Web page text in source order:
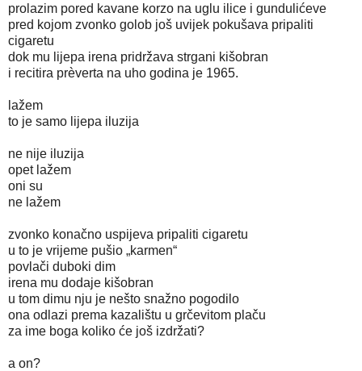
prolazim pored kavane korzo na uglu ilice i gundulićeve
pred kojom zvonko golob još uvijek pokušava pripaliti
cigaretu
dok mu lijepa irena pridržava strgani kišobran
i recitira prèverta na uho godina je 1965.
lažem
to je samo lijepa iluzija
ne nije iluzija
opet lažem
oni su
ne lažem
zvonko konačno uspijeva pripaliti cigaretu
u to je vrijeme pušio „karmen“
povlači duboki dim
irena mu dodaje kišobran
u tom dimu nju je nešto snažno pogodilo
ona odlazi prema kazalištu u grčevitom plaču
za ime boga koliko će još izdržati?
a on?